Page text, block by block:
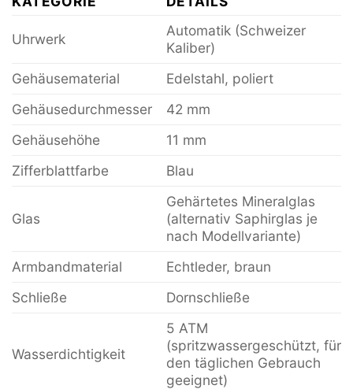
Uhrwerk
Automatik (Schweizer
Kaliber)
Gehäusematerial
Edelstahl, poliert
Gehäusedurchmesser
42 mm
Gehäusehöhe
11 mm
Zifferblattfarbe
Blau
Glas
Gehärtetes Mineralglas
(alternativ Saphirglas je
nach Modellvariante)
Armbandmaterial
Echtleder, braun
Schließe
Dornschließe
Wasserdichtigkeit
5 ATM
(spritzwassergeschützt, für
den täglichen Gebrauch
geeignet)